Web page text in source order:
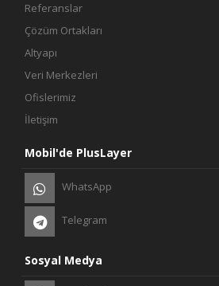
Referanslar
Çözüm Ortakları
Altyapı
Veri Merkezleri
Ofislerimiz
İletişim
Mobil'de PlusLayer
WhatsApp
Telegram
Sosyal Medya